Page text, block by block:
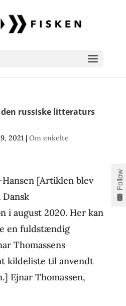
den russiske litteraturs
2021| Om enkelte
Hansen [Artiklen blev
i august 2020. Her kan
en fuldstændig
Thomassens
kildeliste til anvendt
Ejnar Thomassen,
Follow